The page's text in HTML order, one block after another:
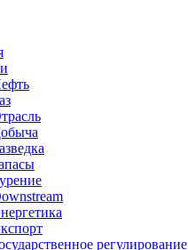
регулирование